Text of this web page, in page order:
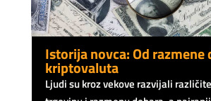
Istorija novca: Od razmene
kriptovaluta
Ljudi su kroz vekove razvijali